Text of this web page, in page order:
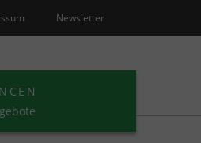
Newsletter